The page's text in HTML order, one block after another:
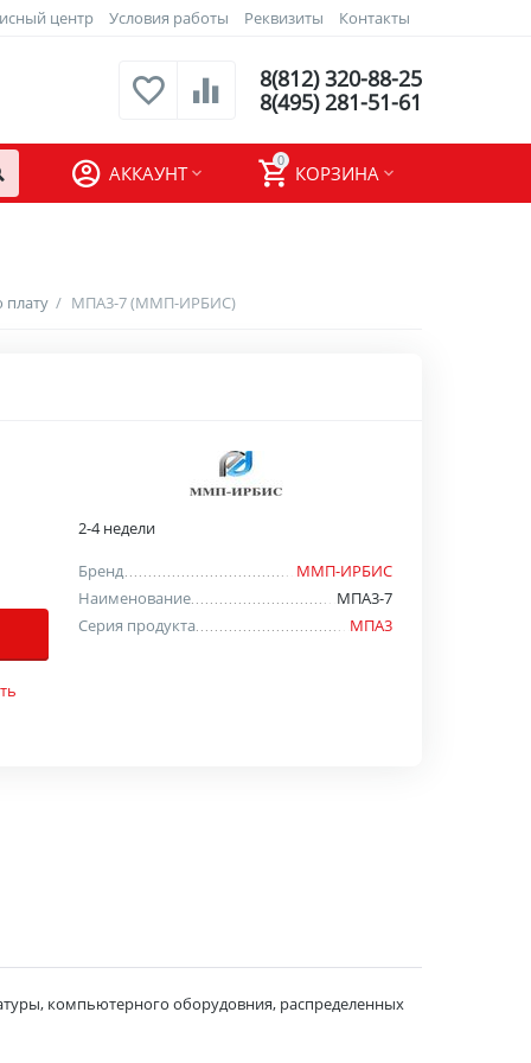
центр Условия работы Реквизиты Контакты
8(812) 320-88-25
8(495) 281-51-61
0
КОРЗИНА
АККАУНТ
плату / МПА3-7 (ММП-ИРБИС)
2-4 недели
Бренд
ММП-ИРБИС
Наименование
МПА3-7
Серия продукта
МПА3
компьютерного оборудовния, распределенных